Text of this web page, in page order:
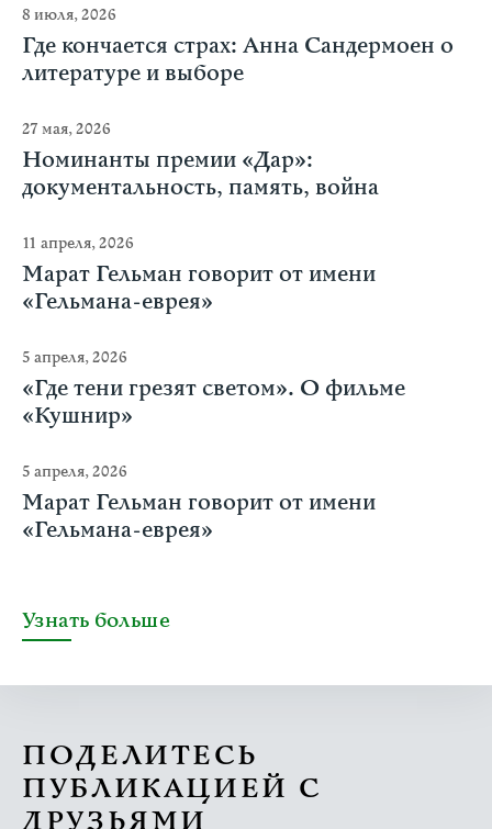
8 июля, 2026
Где кончается страх: Анна Сандермоен о
литературе и выборе
27 мая, 2026
Номинанты премии «Дар»:
документальность, память, война
11 апреля, 2026
Марат Гельман говорит от имени
«Гельмана-еврея»
5 апреля, 2026
«Где тени грезят светом». О фильме
«Кушнир»
5 апреля, 2026
Марат Гельман говорит от имени
«Гельмана-еврея»
Узнать больше
ПОДЕЛИТЕСЬ
ПУБЛИКАЦИЕЙ С
ДРУЗЬЯМИ